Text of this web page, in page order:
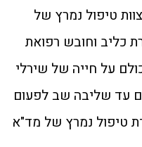
טיפול נמרץ של
כליב וחובש רפואת
על חייה של שירלי
עד שליבה שב לפעום
טיפול נמרץ של מד"א